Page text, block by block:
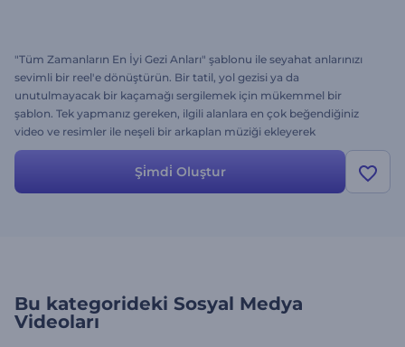
"Tüm Zamanların En İyi Gezi Anları" şablonu ile seyahat anlarınızı
sevimli bir reel'e dönüştürün. Bir tatil, yol gezisi ya da
unutulmayacak bir kaçamağı sergilemek için mükemmel bir
şablon. Tek yapmanız gereken, ilgili alanlara en çok beğendiğiniz
video ve resimler ile neşeli bir arkaplan müziği ekleyerek
kişiselleştirmek.
Şi̇mdi̇ Oluştur
Bu kategorideki Sosyal Medya
Videoları